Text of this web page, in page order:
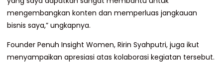
mengembangkan konten dan memperluas jangkauan
bisnis saya,” ungkapnya.
Founder Penuh Insight Women, Ririn Syahputri, juga ikut
menyampaikan apresiasi atas kolaborasi kegiatan tersebut.